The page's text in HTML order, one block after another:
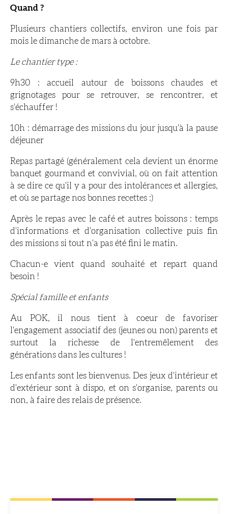
Quand ?
Plusieurs chantiers collectifs, environ une fois par
mois le dimanche de mars à octobre.
Le chantier type :
9h30 : accueil autour de boissons chaudes et
grignotages pour se retrouver, se rencontrer, et
s'échauffer !
10h : démarrage des missions du jour jusqu'à la pause
déjeuner
Repas partagé (généralement cela devient un énorme
banquet gourmand et convivial, où on fait attention
à se dire ce qu'il y a pour des intolérances et allergies,
et où se partage nos bonnes recettes :)
Après le repas avec le café et autres boissons : temps
d'informations et d'organisation collective puis fin
des missions si tout n'a pas été fini le matin.
Chacun-e vient quand souhaité et repart quand
besoin !
Spécial famille et enfants
Au POK, il nous tient à coeur de favoriser
l'engagement associatif des (jeunes ou non) parents et
surtout la richesse de l'entremêlement des
générations dans les cultures !
Les enfants sont les bienvenus. Des jeux d'intérieur et
d'extérieur sont à dispo, et on s'organise, parents ou
non, à faire des relais de présence.